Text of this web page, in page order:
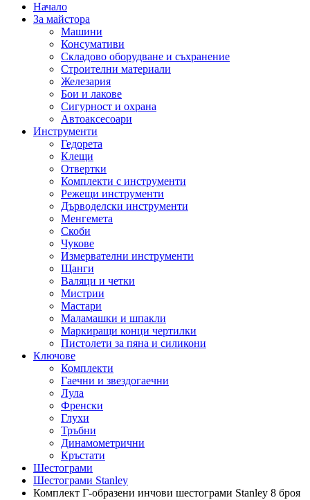
Начало
За майстора
Машини
Консумативи
Складово оборудване и съхранение
Строителни материали
Железария
Бои и лакове
Сигурност и охрана
Автоаксесоари
Инструменти
Гедорета
Клещи
Отвертки
Комплекти с инструменти
Режещи инструменти
Дърводелски инструменти
Менгемета
Скоби
Чукове
Измервателни инструменти
Щанги
Валяци и четки
Мистрии
Мастари
Маламашки и шпакли
Маркиращи конци чертилки
Пистолети за пяна и силикони
Ключове
Комплекти
Гаечни и звездогаечни
Лула
Френски
Глухи
Тръбни
Динамометрични
Кръстати
Шестограми
Шестограми Stanley
Комплект Г-образени инчови шестограми Stanley 8 броя